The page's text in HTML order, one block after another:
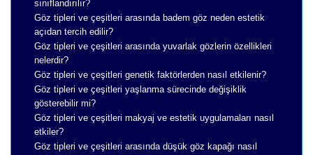
sınıflandırılır?
Göz tipleri ve çeşitleri arasında badem göz neden estetik
açıdan tercih edilir?
Göz tipleri ve çeşitleri arasında yuvarlak gözlerin özellikleri
nelerdir?
Göz tipleri ve çeşitleri genetik faktörlerden nasıl etkilenir?
Göz tipleri ve çeşitleri yaşlanma sürecinde değişiklik
gösterebilir mi?
Göz tipleri ve çeşitleri makyaj ve estetik uygulamaları nasıl
etkiler?
Göz tipleri ve çeşitleri arasında düşük göz kapağı nasıl